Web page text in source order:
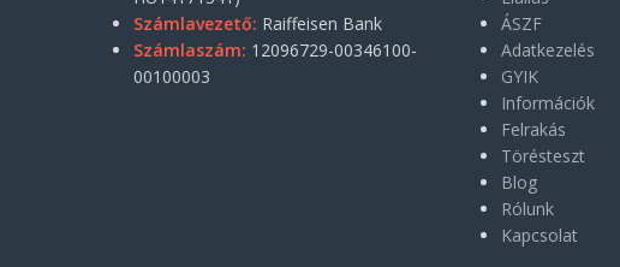
Számlavezető: Raiffeisen Bank
Számlaszám: 12096729-00346100-
00100003
ÁSZF
Adatkezelés
GYIK
Információk
Felrakás
Törésteszt
Blog
Rólunk
Kapcsolat